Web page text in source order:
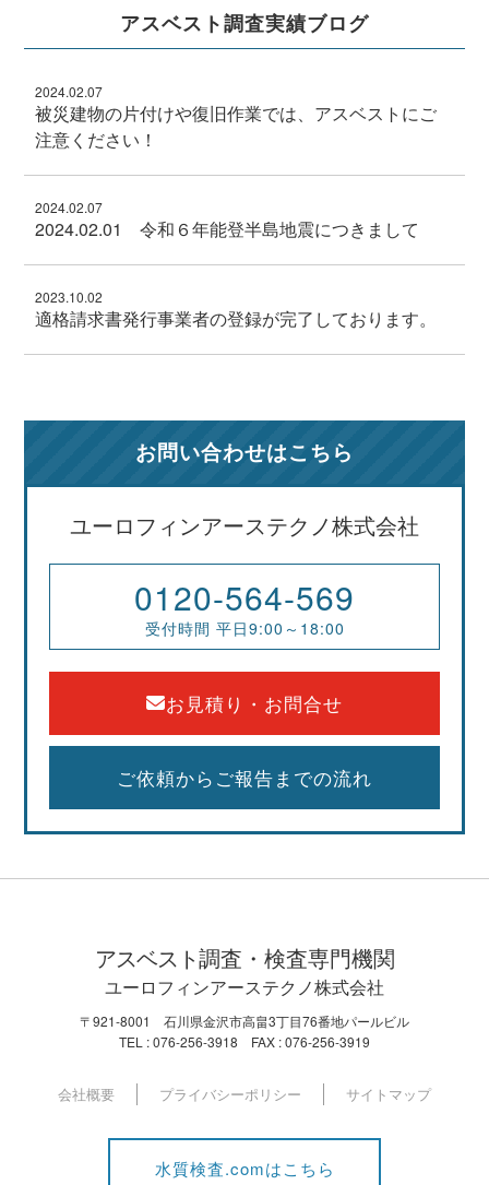
この度、分析料金プランをリニューアルする事となりまし
します。
納期・価格ともに、より多くのお客様にご利用いただきやす
いプランを設定いたしました。
ニーズに応じてご活用いただけますと幸いです。
引き続き、ユーロフィンアーステクノ株式会社をご愛顧賜り
ますよう、よろしくお願い申し上げます。
2024年1月1日に発生いたしました能登半島地震につきまし
て、被災された皆様、ならびにそのご家族の皆様に心よりお
見舞い申し上げます。
日前にようやく元の業務形態に戻りました。
ご迷惑をおかけし申し訳ございませんでした。
皆様にはご協力をいただけました事、大変感謝いたします。
また、たくさんの心温まるお言葉をかけていただきました。
余震の続く中、スタッフ一同とても励まされました。本当に
ありがとうございました。
皆様への御礼が遅くなりましたこと、お詫び申し上げます。
今後も皆様のお役に立てるよう、業務に邁進してまいります
ので、何卒よろしくお願いいたします。
2023NEW環境展／地球温暖化防止展に出展いたしま
した 「2023NEW環境展／地球温暖化防止展」 にユーロフィ
ングループとして出展いたしました。
うございました。
アスベスト調査実績ブログ
2024.02.07
被災建物の片付けや復旧作業では、アスベストにご
注意ください！
2024.02.07
2024.02.01 令和６年能登半島地震につきまして
2023.10.02
適格請求書発行事業者の登録が完了しております。
お問い合わせはこちら
ユーロフィンアーステクノ株式会社
0120-564-569
受付時間 平日9:00～18:00
お見積り・お問合せ
ご依頼からご報告までの流れ
アスベスト調査・検査専門機関
ユーロフィンアーステクノ株式会社
〒921-8001 石川県金沢市高畠3丁目76番地パールビル
TEL : 076-256-3918 FAX : 076-256-3919
会社概要 プライバシーポリシー サイトマップ
水質検査.comはこちら